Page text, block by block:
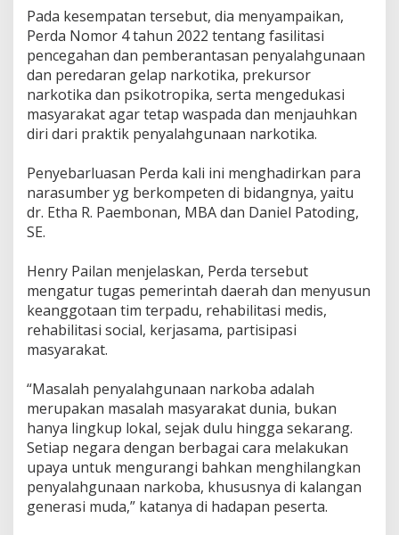
k
p
a
p
a
n
Pada kesempatan tersebut, dia menyampaikan,
Perda Nomor 4 tahun 2022 tentang fasilitasi
pencegahan dan pemberantasan penyalahgunaan
dan peredaran gelap narkotika, prekursor
narkotika dan psikotropika, serta mengedukasi
masyarakat agar tetap waspada dan menjauhkan
diri dari praktik penyalahgunaan narkotika.
Penyebarluasan Perda kali ini menghadirkan para
narasumber yg berkompeten di bidangnya, yaitu
dr. Etha R. Paembonan, MBA dan Daniel Patoding,
SE.
Henry Pailan menjelaskan, Perda tersebut
mengatur tugas pemerintah daerah dan menyusun
keanggotaan tim terpadu, rehabilitasi medis,
rehabilitasi social, kerjasama, partisipasi
masyarakat.
“Masalah penyalahgunaan narkoba adalah
merupakan masalah masyarakat dunia, bukan
hanya lingkup lokal, sejak dulu hingga sekarang.
Setiap negara dengan berbagai cara melakukan
upaya untuk mengurangi bahkan menghilangkan
penyalahgunaan narkoba, khususnya di kalangan
generasi muda,” katanya di hadapan peserta.